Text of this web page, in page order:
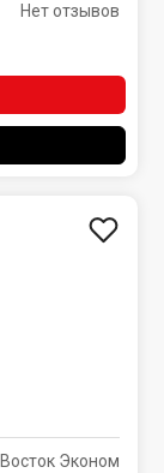
Нет отзывов
Восток Эконом